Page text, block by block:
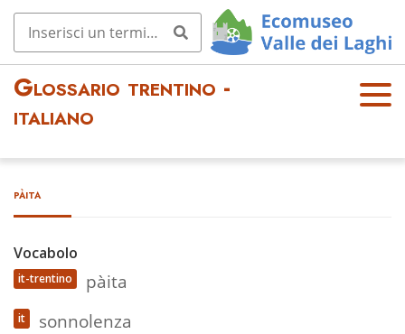
Glossario trentino -
italiano
OPE
pàita
Vocabolo
it-trentino pàita
it sonnolenza